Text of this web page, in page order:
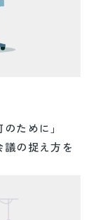
ために」
議の捉え方を